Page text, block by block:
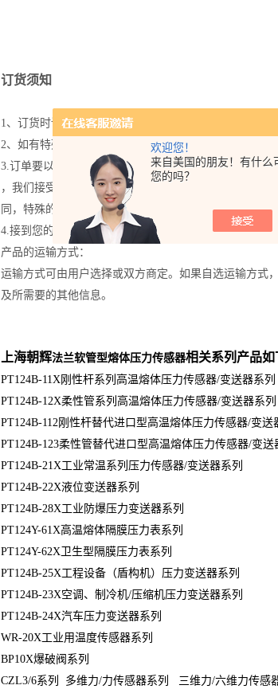
欢迎您！
来自美国的朋友！有什么
您的吗？
订货须知
1、订货时请注明型号，名称，测量范围，接头螺纹尺寸
2、如有特殊要求，请在订货时详细说明。
3.订单要以书面的形式发送至上海朝辉压力仪器有限公
，我们接受口头的订单，我公司会将一份销售确认书发
同，特殊的订单可以和我们的销售人员直接协商解决。
4.接到您的订单后我们会在三个工作日内发出确认函并
产品的运输方式：
运输方式可由用户选择或双方商定。如果自选运输方式
及所需要的其他信息。
上海朝辉法兰软管型熔体压力传感器相关系列产品如
PT124B-11X刚性杆系列高温熔体压力传感器/变送器系列
PT124B-12X柔性管系列高温熔体压力传感器/变送器系列
PT124B-112刚性杆替代进口型高温熔体压力传感器/变送
PT124B-123柔性管替代进口型高温熔体压力传感器/变送
PT124B-21X工业常温系列压力传感器/变送器系列
PT124B-22X液位变送器系列
PT124B-28X工业防爆压力变送器系列
PT124Y-61X高温熔体隔膜压力表系列
PT124Y-62X卫生型隔膜压力表系列
PT124B-25X工程设备（盾构机）压力变送器系列
PT124B-23X空调、制冷机/压缩机压力变送器系列
PT124B-24X汽车压力变送器系列
WR-20X工业用温度传感器系列
BP10X爆破阀系列
CZL3/6系列 多维力/力传感器系列 三维力/六维力传感